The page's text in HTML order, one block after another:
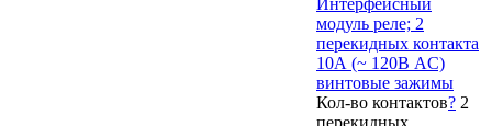
модуль реле; 2
перекидных контакта
10А (~ 120В AC)
винтовые зажимы
Кол-во контактов? 2
перекидных